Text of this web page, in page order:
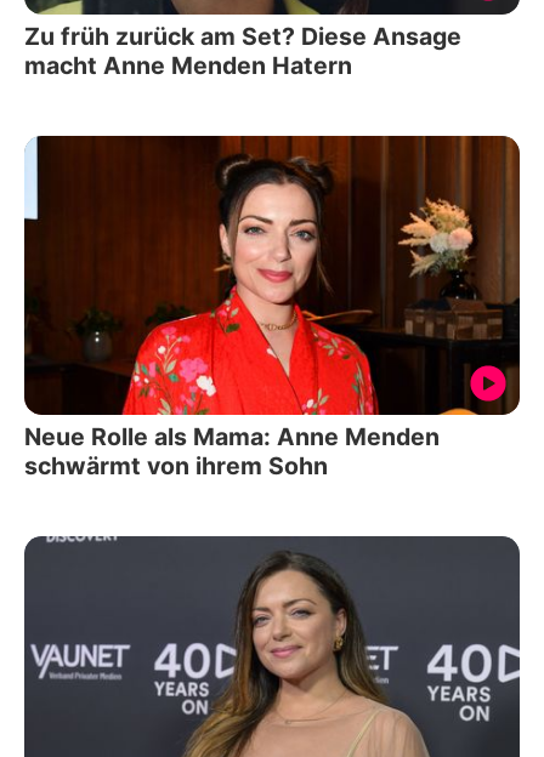
Zu früh zurück am Set? Diese Ansage
macht Anne Menden Hatern
Neue Rolle als Mama: Anne Menden
schwärmt von ihrem Sohn